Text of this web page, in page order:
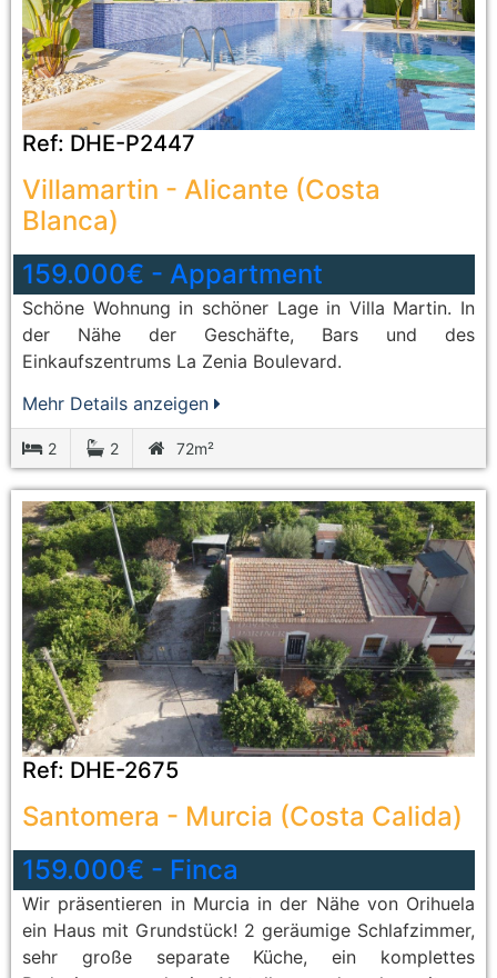
Ref: DHE-P2447
Villamartin - Alicante (Costa
Blanca)
159.000€ - Appartment
Schöne Wohnung in schöner Lage in Villa Martin. In
der Nähe der Geschäfte, Bars und des
Einkaufszentrums La Zenia Boulevard.
Mehr Details anzeigen
2 2 72m²
Ref: DHE-2675
Santomera - Murcia (Costa Calida)
159.000€ - Finca
Wir präsentieren in Murcia in der Nähe von Orihuela
ein Haus mit Grundstück! 2 geräumige Schlafzimmer,
sehr große separate Küche, ein komplettes